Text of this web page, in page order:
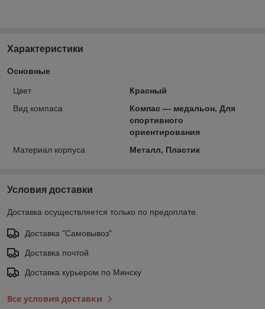
Характеристики
Основные
Цвет
Красный
Вид компаса
Компас — медальон, Для
спортивного
ориентирования
Материал корпуса
Металл, Пластик
Условия доставки
Доставка осуществляется только по предоплате.
Доставка "Самовывоз"
Доставка почтой
Доставка курьером по Минску
Все условия доставки